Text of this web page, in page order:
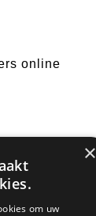
online
×
om uw